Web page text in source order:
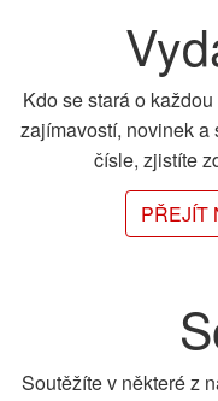
Kdo se stará o
zajímavostí, novinek a
čísle, zjistíte
PŘEJÍT
Soutěžíte v některé z